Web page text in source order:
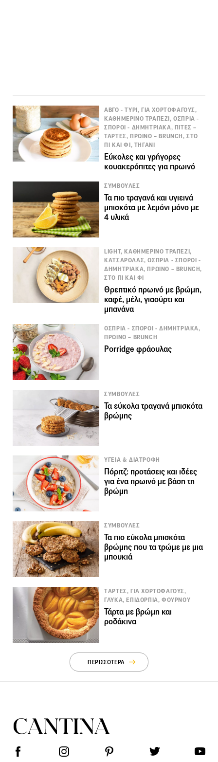
ΑΒΓΟ - ΤΥΡΙ, ΓΙΑ ΧΟΡΤΟΦΑΓΟΥΣ,
ΚΑΘΗΜΕΡΙΝΟ ΤΡΑΠΕΖΙ, ΟΣΠΡΙΑ -
ΣΠΟΡΟΙ - ΔΗΜΗΤΡΙΑΚΑ, ΠΙΤΕΣ –
ΤΑΡΤΕΣ, ΠΡΩΙΝΟ – BRUNCH, ΣΤΟ
ΠΙ ΚΑΙ ΦΙ, ΤΗΓΑΝΙ
Εύκολες και γρήγορες
κουακερόπιτες για πρωινό
ΣΥΜΒΟΥΛΕΣ
Τα πιο τραγανά και υγιεινά
μπισκότα με λεμόνι μόνο με
4 υλικά
LIGHT, ΚΑΘΗΜΕΡΙΝΟ ΤΡΑΠΕΖΙ,
ΚΑΤΣΑΡΟΛΑΣ, ΟΣΠΡΙΑ - ΣΠΟΡΟΙ -
ΔΗΜΗΤΡΙΑΚΑ, ΠΡΩΙΝΟ – BRUNCH,
ΣΤΟ ΠΙ ΚΑΙ ΦΙ
Θρεπτικό πρωινό με βρώμη,
καφέ, μέλι, γιαούρτι και
μπανάνα
ΟΣΠΡΙΑ - ΣΠΟΡΟΙ - ΔΗΜΗΤΡΙΑΚΑ,
ΠΡΩΙΝΟ – BRUNCH
Porridge φράουλας
ΣΥΜΒΟΥΛΕΣ
Τα εύκολα τραγανά μπισκότα
βρώμης
ΥΓΕΙΑ & ΔΙΑΤΡΟΦΗ
Πόριτζ: προτάσεις και ιδέες
για ένα πρωινό με βάση τη
βρώμη
ΣΥΜΒΟΥΛΕΣ
Τα πιο εύκολα μπισκότα
βρώμης που τα τρώμε με μια
μπουκιά
TΑΡΤΕΣ, ΓΙΑ ΧΟΡΤΟΦΑΓΟΥΣ,
ΓΛΥΚΑ, ΕΠΙΔΟΡΠΙΑ, ΦΟΥΡΝΟΥ
Τάρτα με βρώμη και
ροδάκινα
ΠΕΡΙΣΣΟΤΕΡΑ